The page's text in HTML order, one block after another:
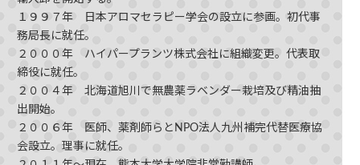
１９９７年 日本アロマセラピー学会の設立に参画。初代事
務局長に就任。
２０００年 ハイパープランツ株式会社に組織変更。代表取
締役に就任。
２００４年 北海道旭川で無農薬ラベンダー栽培及び精油抽
出開始。
２００６年 医師、薬剤師らとNPO法人九州補完代替医療協
会設立。理事に就任。